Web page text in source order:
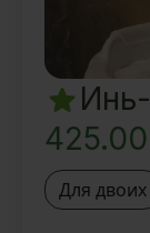
425.00
Для двоих